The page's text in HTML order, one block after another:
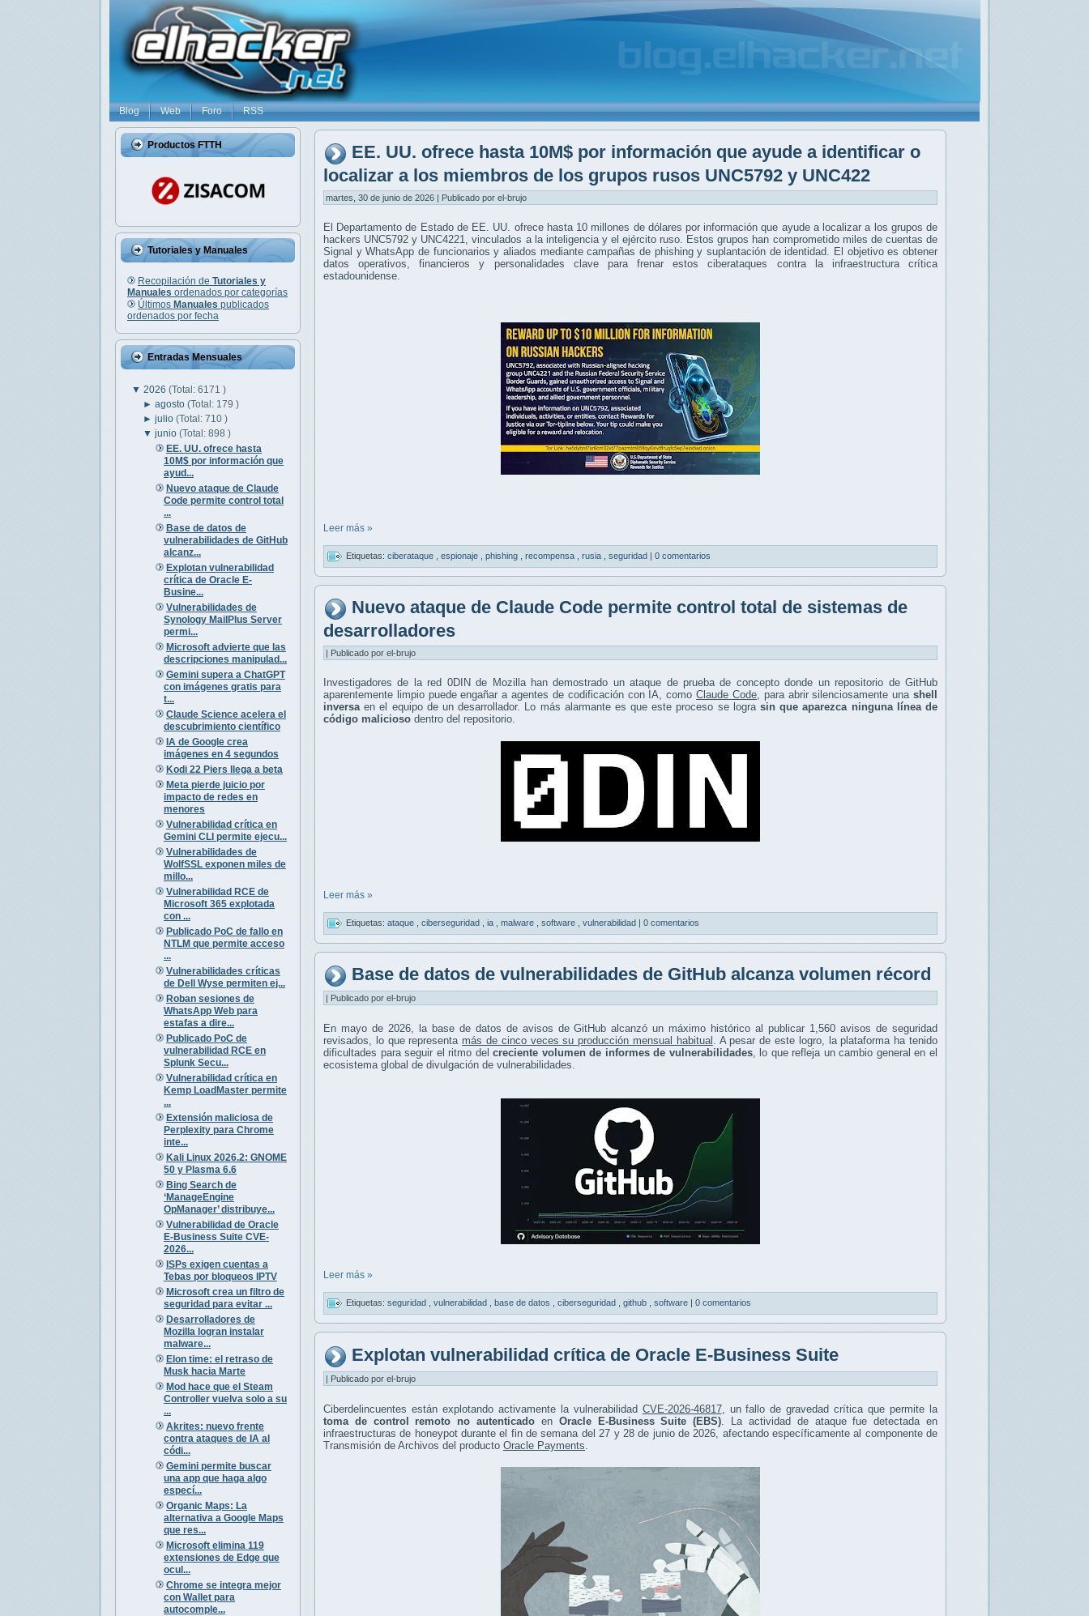
Blog Web Foro RSS
Productos FTTH
Tutoriales y Manuales
Recopilación de Tutoriales y
Manuales ordenados por categorías
Últimos Manuales publicados
ordenados por fecha
Entradas Mensuales
▼ 2026 (Total: 6171 )
►agosto(Total: 179 )
►julio(Total: 710 )
▼junio(Total: 898 )
EE. UU. ofrece hasta
10M$ por información que
ayud...
Nuevo ataque de Claude
Code permite control total
...
Base de datos de
vulnerabilidades de GitHub
alcanz...
Explotan vulnerabilidad
crítica de Oracle E-
Busine...
Vulnerabilidades de
Synology MailPlus Server
permi...
Microsoft advierte que las
descripciones manipulad...
Gemini supera a ChatGPT
con imágenes gratis para
t...
Claude Science acelera el
descubrimiento científico
IA de Google crea
imágenes en 4 segundos
Kodi 22 Piers llega a beta
Meta pierde juicio por
impacto de redes en
menores
Vulnerabilidad crítica en
Gemini CLI permite ejecu...
Vulnerabilidades de
WolfSSL exponen miles de
millo...
Vulnerabilidad RCE de
Microsoft 365 explotada
con ...
Publicado PoC de fallo en
NTLM que permite acceso
...
Vulnerabilidades críticas
de Dell Wyse permiten ej...
Roban sesiones de
WhatsApp Web para
estafas a dire...
Publicado PoC de
vulnerabilidad RCE en
Splunk Secu...
Vulnerabilidad crítica en
Kemp LoadMaster permite
...
Extensión maliciosa de
Perplexity para Chrome
inte...
Kali Linux 2026.2: GNOME
50 y Plasma 6.6
Bing Search de
‘ManageEngine
OpManager’ distribuye...
Vulnerabilidad de Oracle
E-Business Suite CVE-
2026...
ISPs exigen cuentas a
Tebas por bloqueos IPTV
Microsoft crea un filtro de
seguridad para evitar ...
Desarrolladores de
Mozilla logran instalar
malware...
Elon time: el retraso de
Musk hacia Marte
Mod hace que el Steam
Controller vuelva solo a su
...
Akrites: nuevo frente
contra ataques de IA al
códi...
Gemini permite buscar
una app que haga algo
especí...
Organic Maps: La
alternativa a Google Maps
que res...
Microsoft elimina 119
extensiones de Edge que
ocul...
Chrome se integra mejor
con Wallet para
autocomple...
EE. UU. ofrece hasta 10M$ por información que ayude a identificar o
localizar a los miembros de los grupos rusos UNC5792 y UNC422
martes, 30 de junio de 2026 | Publicado por el-brujo
El Departamento de Estado de EE. UU. ofrece hasta 10 millones de dólares por información que ayude a localizar a los grupos de
hackers UNC5792 y UNC4221, vinculados a la inteligencia y el ejército ruso. Estos grupos han comprometido miles de cuentas de
Signal y WhatsApp de funcionarios y aliados mediante campañas de phishing y suplantación de identidad. El objetivo es obtener
datos operativos, financieros y personalidades clave para frenar estos ciberataques contra la infraestructura crítica
estadounidense.
Leer más »
Etiquetas: ciberataque espionaje phishing recompensa rusia seguridad | 0 comentarios
Nuevo ataque de Claude Code permite control total de sistemas de
desarrolladores
| Publicado por el-brujo
Investigadores de la red 0DIN de Mozilla han demostrado un ataque de prueba de concepto donde un repositorio de GitHub
aparentemente limpio puede engañar a agentes de codificación con IA, comoClaude Code, para abrir silenciosamente unashell
inversaen el equipo de un desarrollador. Lo más alarmante es que este proceso se lograsin que aparezca ninguna línea de
código malicioso dentro del repositorio.
Leer más »
Etiquetas: ataque ciberseguridad ia malware software vulnerabilidad | 0 comentarios
Base de datos de vulnerabilidades de GitHub alcanza volumen récord
| Publicado por el-brujo
En mayo de 2026, la base de datos de avisos de GitHub alcanzó un máximo histórico al publicar 1,560 avisos de seguridad
revisados, lo que representa más de cinco veces su producción mensual habitual
. A pesar de este logro, la plataforma ha tenido
dificultades para seguir el ritmo delcreciente volumen de informes de vulnerabilidades, lo que refleja un cambio general en el
ecosistema global de divulgación de vulnerabilidades.
Leer más »
Etiquetas: seguridad vulnerabilidad base de datos ciberseguridad github software 0 comentarios
Explotan vulnerabilidad crítica de Oracle E-Business Suite
| Publicado por el-brujo
Ciberdelincuentes están explotando activamente la vulnerabilidad CVE-2026-46817, un fallo de gravedad crítica que permite la
toma de control remoto no autenticado en Oracle E-Business Suite (EBS) . La actividad de ataque fue detectada en
infraestructuras de honeypot durante el fin de semana del 27 y 28 de junio de 2026, afectando específicamente al componente de
Transmisión de Archivos del producto Oracle Payments